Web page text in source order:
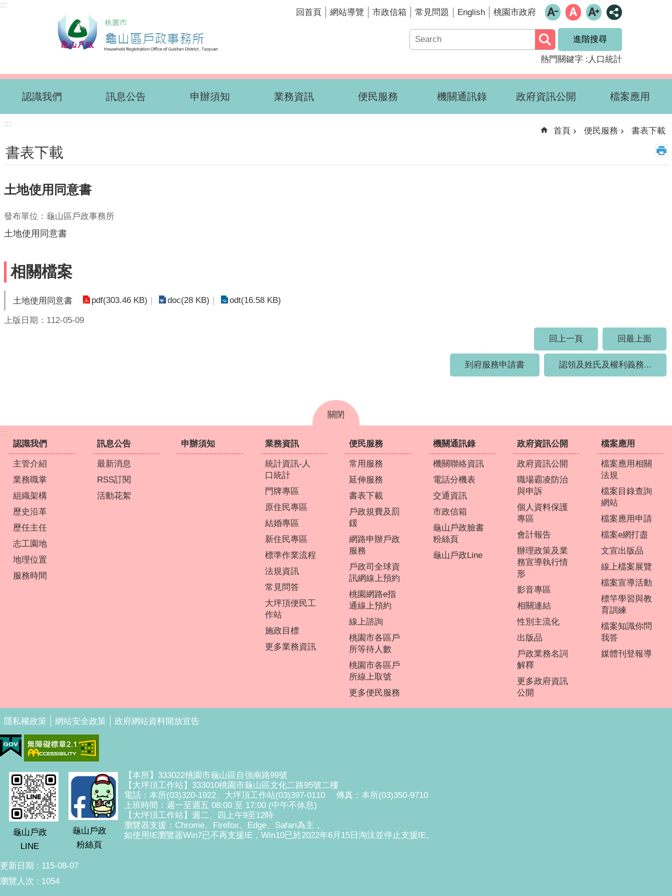
跳到主要內容區塊
:::
回首頁 網站導覽 市政信箱 常見問題 English 桃園市政府
進階搜尋
熱門關鍵字 人口統計
認識我們 訊息公告 申辦須知 業務資訊 便民服務 機關通訊錄 政府資訊公開 檔案應用
:::
首頁 便民服務 書表下載
書表下載
土地使用同意書
發布單位：龜山區戶政事務所
土地使用同意書
相關檔案
土地使用同意書 pdf(303.46 KB) doc(28 KB) odt(16.58 KB)
上版日期：112-05-09
回上一頁
回最上面
到府服務申請書 認領及姓氏及權利義務...
關閉
:::
認識我們
主管介紹
業務職掌
組織架構
歷史沿革
歷任主任
志工園地
地理位置
服務時間
訊息公告
最新消息
RSS訂閱
活動花絮
申辦須知 業務資訊
統計資訊-人
口統計
門牌專區
原住民專區
結婚專區
新住民專區
標準作業流程
法規資訊
常見問答
大坪頂便民工
作站
施政目標
更多業務資訊
便民服務
常用服務
延伸服務
書表下載
戶政規費及罰
鍰
網路申辦戶政
服務
戶政司全球資
訊網線上預約
桃園網路e指
通線上預約
線上諮詢
桃園市各區戶
所等待人數
桃園市各區戶
所線上取號
更多便民服務
機關通訊錄
機關聯絡資訊
電話分機表
交通資訊
市政信箱
龜山戶政臉書
粉絲頁
龜山戶政Line
政府資訊公開
政府資訊公開
職場霸凌防治
與申訴
個人資料保護
專區
會計報告
辦理政策及業
務宣導執行情
形
影音專區
相關連結
性別主流化
出版品
戶政業務名詞
解釋
更多政府資訊
公開
檔案應用
檔案應用相關
法規
檔案目錄查詢
網站
檔案應用申請
檔案e網打盡
文宣出版品
線上檔案展覽
檔案宣導活動
標竿學習與教
育訓練
檔案知識你問
我答
媒體刊登報導
隱私權政策 網站安全政策 政府網站資料開放宣告
龜山戶政
LINE
龜山戶政
粉絲頁
【本所】333022桃園市龜山區自強南路99號
【大坪頂工作站】333010桃園市龜山區文化二路95號二樓
電話：本所(03)320-1922、大坪頂工作站(03)397-0110 傳真：本所(03)350-9710
上班時間：週一至週五 08:00 至 17:00 (中午不休息)
【大坪頂工作站】週二、四上午9至12時
瀏覽器支援：Chrome、Firefox、Edge、Safari為主，
如使用IE瀏覽器Win7已不再支援IE，Win10已於2022年6月15日淘汰並停止支援IE。
更新日期
115-08-07
瀏覽人次
1054